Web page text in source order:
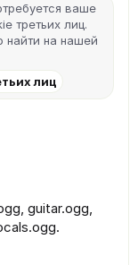
ваше
третьих лиц.
на нашей
лиц
guitar.ogg,